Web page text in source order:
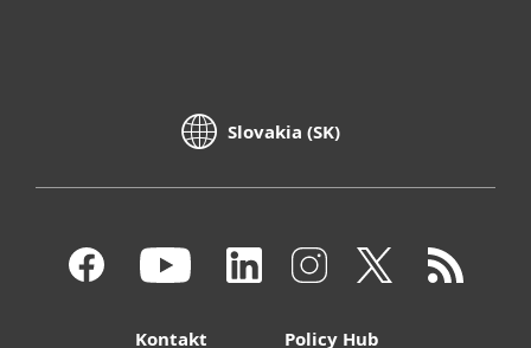
Slovakia (SK)
Kontakt Policy Hub